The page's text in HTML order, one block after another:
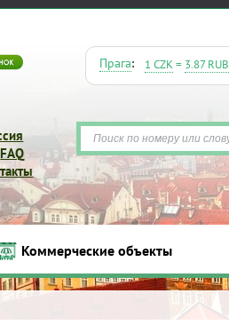
Прага: 1 CZK= 3.87 RUB
FAQ
Коммерческие объекты
Коммерческие объекты